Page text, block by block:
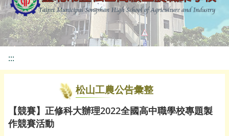
:::
松山工農公告彙整
【競賽】正修科大辦理2022全國高中職學校專題製
作競賽活動